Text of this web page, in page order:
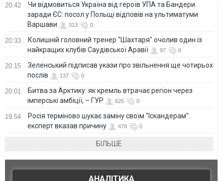
20:42
Чи відмовиться Україна від героїв УПА та Бандери
заради ЄС: посол у Польщі відповів на ультиматуми
Варшави
313 0
20:33
Колишній головний тренер "Шахтаря" очолив один із
найкращих клубів Саудівської Аравії
97 0
20:15
Зеленський підписав укази про звільнення ще чотирьох
послів
137 0
20:01
Битва за Арктику: як кремль втрачає регіон через
імперські амбіції, – ГУР
626 0
19:54
Росія терміново шукає заміну своїм "Іскандерам":
експерт вказав причину
478 0
БІЛЬШЕ
АНАЛІТИКА